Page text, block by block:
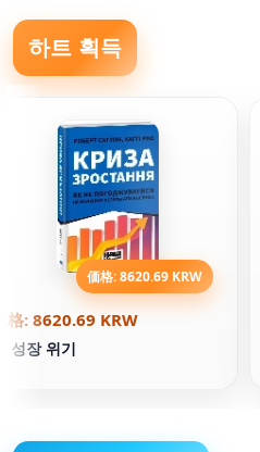
하트 획득
価格: 8620.69 KRW
格: 8620.69 KRW
성장 위기